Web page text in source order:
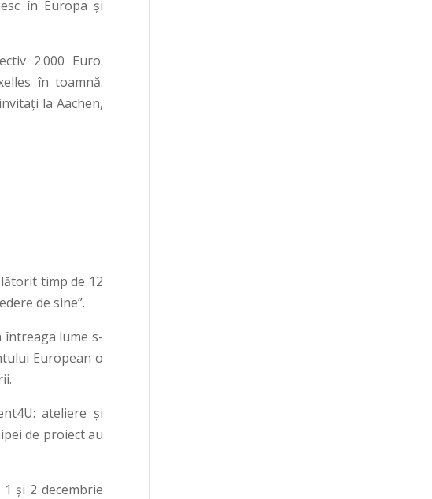
în Europa și
2.000 Euro.
în toamnă.
la Aachen,
timp de 12
de sine”.
întreaga lume s-
European o
ateliere și
de proiect au
și 2 decembrie